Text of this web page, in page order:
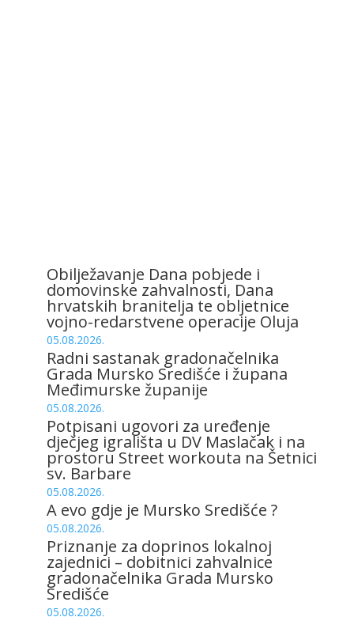
Obilježavanje Dana pobjede i
domovinske zahvalnosti, Dana
hrvatskih branitelja te obljetnice
vojno-redarstvene operacije Oluja
05.08.2026.
Radni sastanak gradonačelnika
Grada Mursko Središće i župana
Međimurske županije
05.08.2026.
Potpisani ugovori za uređenje
dječjeg igrališta u DV Maslačak i na
prostoru Street workouta na Šetnici
sv. Barbare
05.08.2026.
A evo gdje je Mursko Središće ?
05.08.2026.
Priznanje za doprinos lokalnoj
zajednici – dobitnici zahvalnice
gradonačelnika Grada Mursko
Središće
05.08.2026.